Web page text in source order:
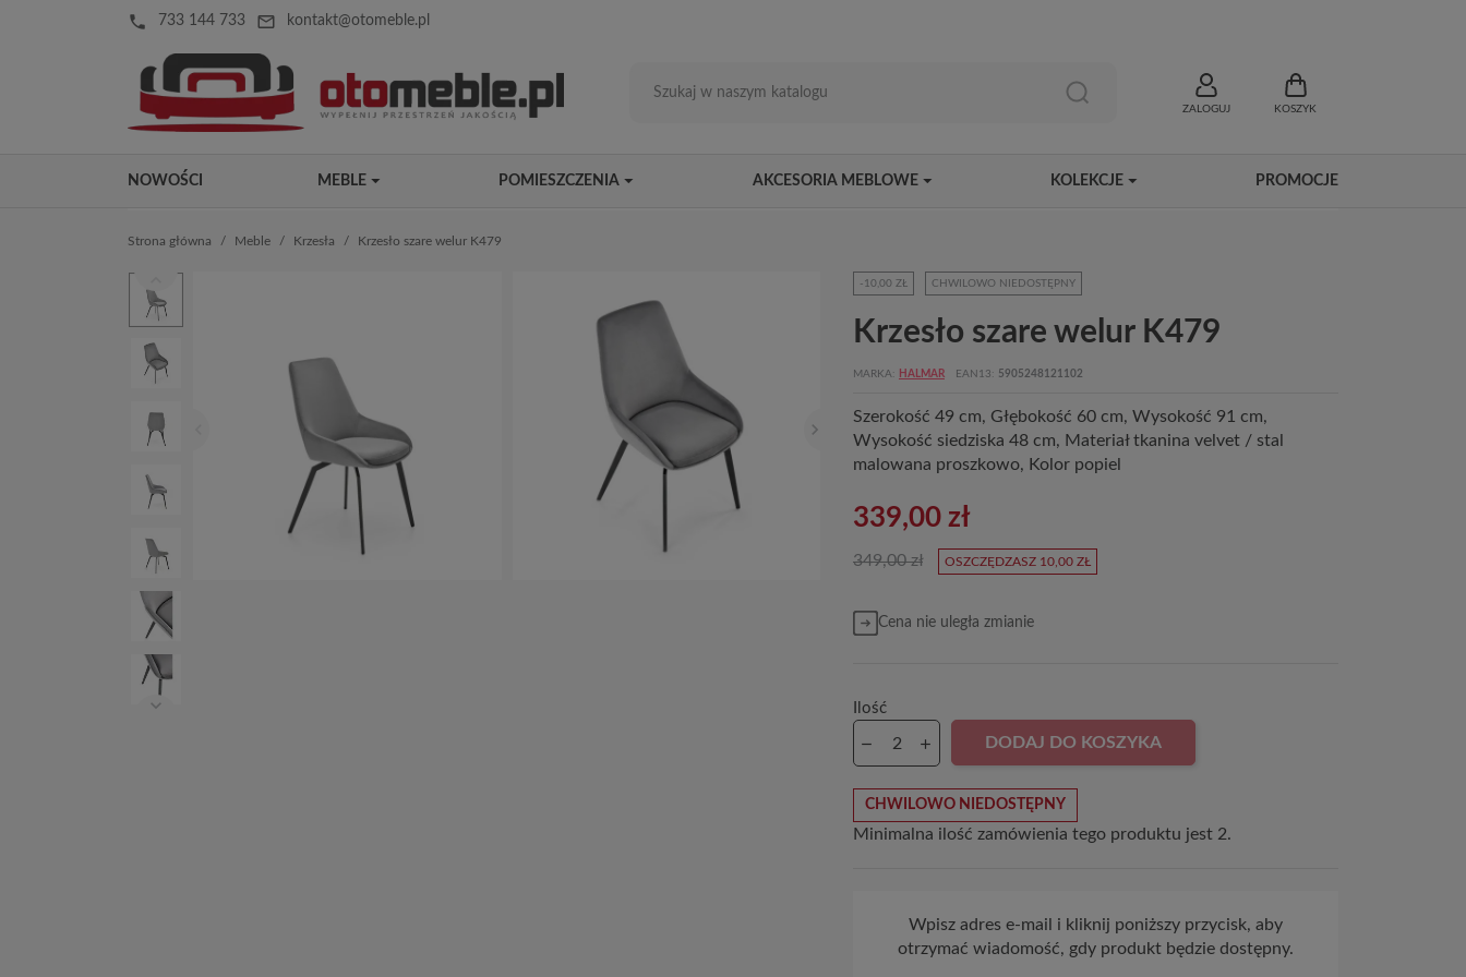
local_phone 733 144 733 mail_outline kontakt@otomeble.pl
ZALOGUJ KOSZYK
NOWOŚCI MEBLE POMIESZCZENIA AKCESORIA MEBLOWE KOLEKCJE PROMOCJE
Strona główna Meble Krzesła Krzesło szare welur K479
-10,00 ZŁ CHWILOWO NIEDOSTĘPNY
Krzesło szare welur K479
MARKA HALMAR EAN13 5905248121102
Szerokość 49 cm, Głębokość 60 cm, Wysokość 91 cm,
Wysokość siedziska 48 cm, Materiał tkanina velvet / stal
malowana proszkowo, Kolor popiel
339,00 zł
349,00 zł OSZCZĘDZASZ 10,00 ZŁ
Cena nie uległa zmianie
Ilość
DODAJ DO KOSZYKA
CHWILOWO NIEDOSTĘPNY
Minimalna ilość zamówienia tego produktu jest 2.
Wpisz adres e-mail i kliknij poniższy przycisk, aby
otrzymać wiadomość, gdy produkt będzie dostępny.